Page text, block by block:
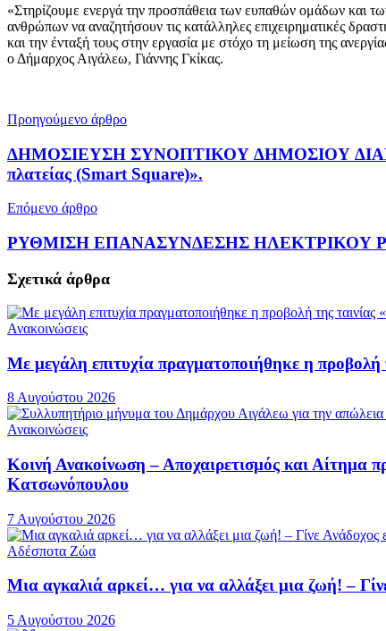
«Στηρίζουμε ενεργά την προσπάθεια των ευπαθών ομάδων και
ανθρώπων να αναζητήσουν τις κατάλληλες επιχειρηματικές
και την ένταξή τους στην εργασία με στόχο τη μείωση της
ο Δήμαρχος Αιγάλεω, Γιάννης Γκίκας.
Προηγούμενο άρθρο
ΔΗΜΟΣΙΕΥΣΗ ΣΥΝΟΠΤΙΚΟΥ ∆ΗΜΟΣΙΟΥ
πλατείας (Smart Square)».
Επόμενο άρθρο
ΡΥΘΜΙΣΗ ΕΠΑΝΑΣΥΝΔΕΣΗΣ ΗΛΕΚΤΡΙΚΟΥ
Σχετικά άρθρα
Ανακοινώσεις
Με μεγάλη επιτυχία πραγματοποιήθηκε η
8 Αυγούστου 2026
Ανακοινώσεις
Κοινή Ανακοίνωση – Αποχαιρετισμός και
Κατσωνόπουλου
7 Αυγούστου 2026
Αδέσποτα Ζώα
Μια αγκαλιά αρκεί… για να αλλάξει μια ζωή! –
5 Αυγούστου 2026